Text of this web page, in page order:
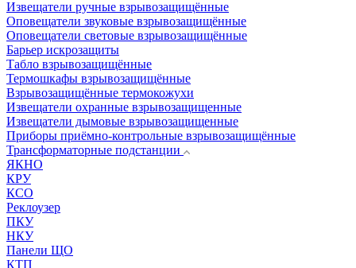
Извещатели ручные взрывозащищённые
Оповещатели звуковые взрывозащищённые
Оповещатели световые взрывозащищённые
Барьер искрозащиты
Табло взрывозащищённые
Термошкафы взрывозащищённые
Взрывозащищённые термокожухи
Извещатели охранные взрывозащищенные
Извещатели дымовые взрывозащищенные
Приборы приёмно-контрольные взрывозащищённые
Трансформаторные подстанции
ЯКНО
КРУ
КСО
Реклоузер
ПКУ
НКУ
Панели ЩО
КТП